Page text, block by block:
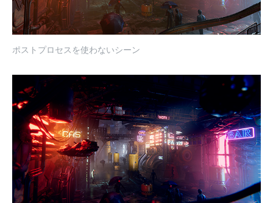
ポストプロセスを使わないシーン